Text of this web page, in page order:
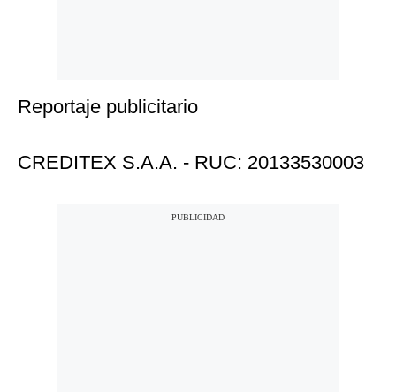
Reportaje publicitario
CREDITEX S.A.A. - RUC: 20133530003